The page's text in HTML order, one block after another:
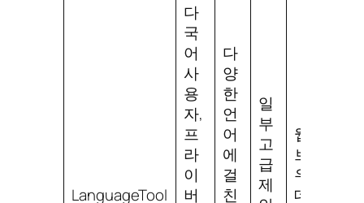
LanguageTool
다
국
어
사
용
자,
프
라
이
버
다
양
한
언
어
에
걸
친
일
부
고
급
제
웹,
브라
우저,
데스